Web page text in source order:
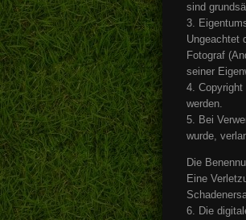
sind
3.
Ungeachtet
Fotograf
seiner
4.
werden.
5. Bei
wurde,
Die
Eine
6. Die